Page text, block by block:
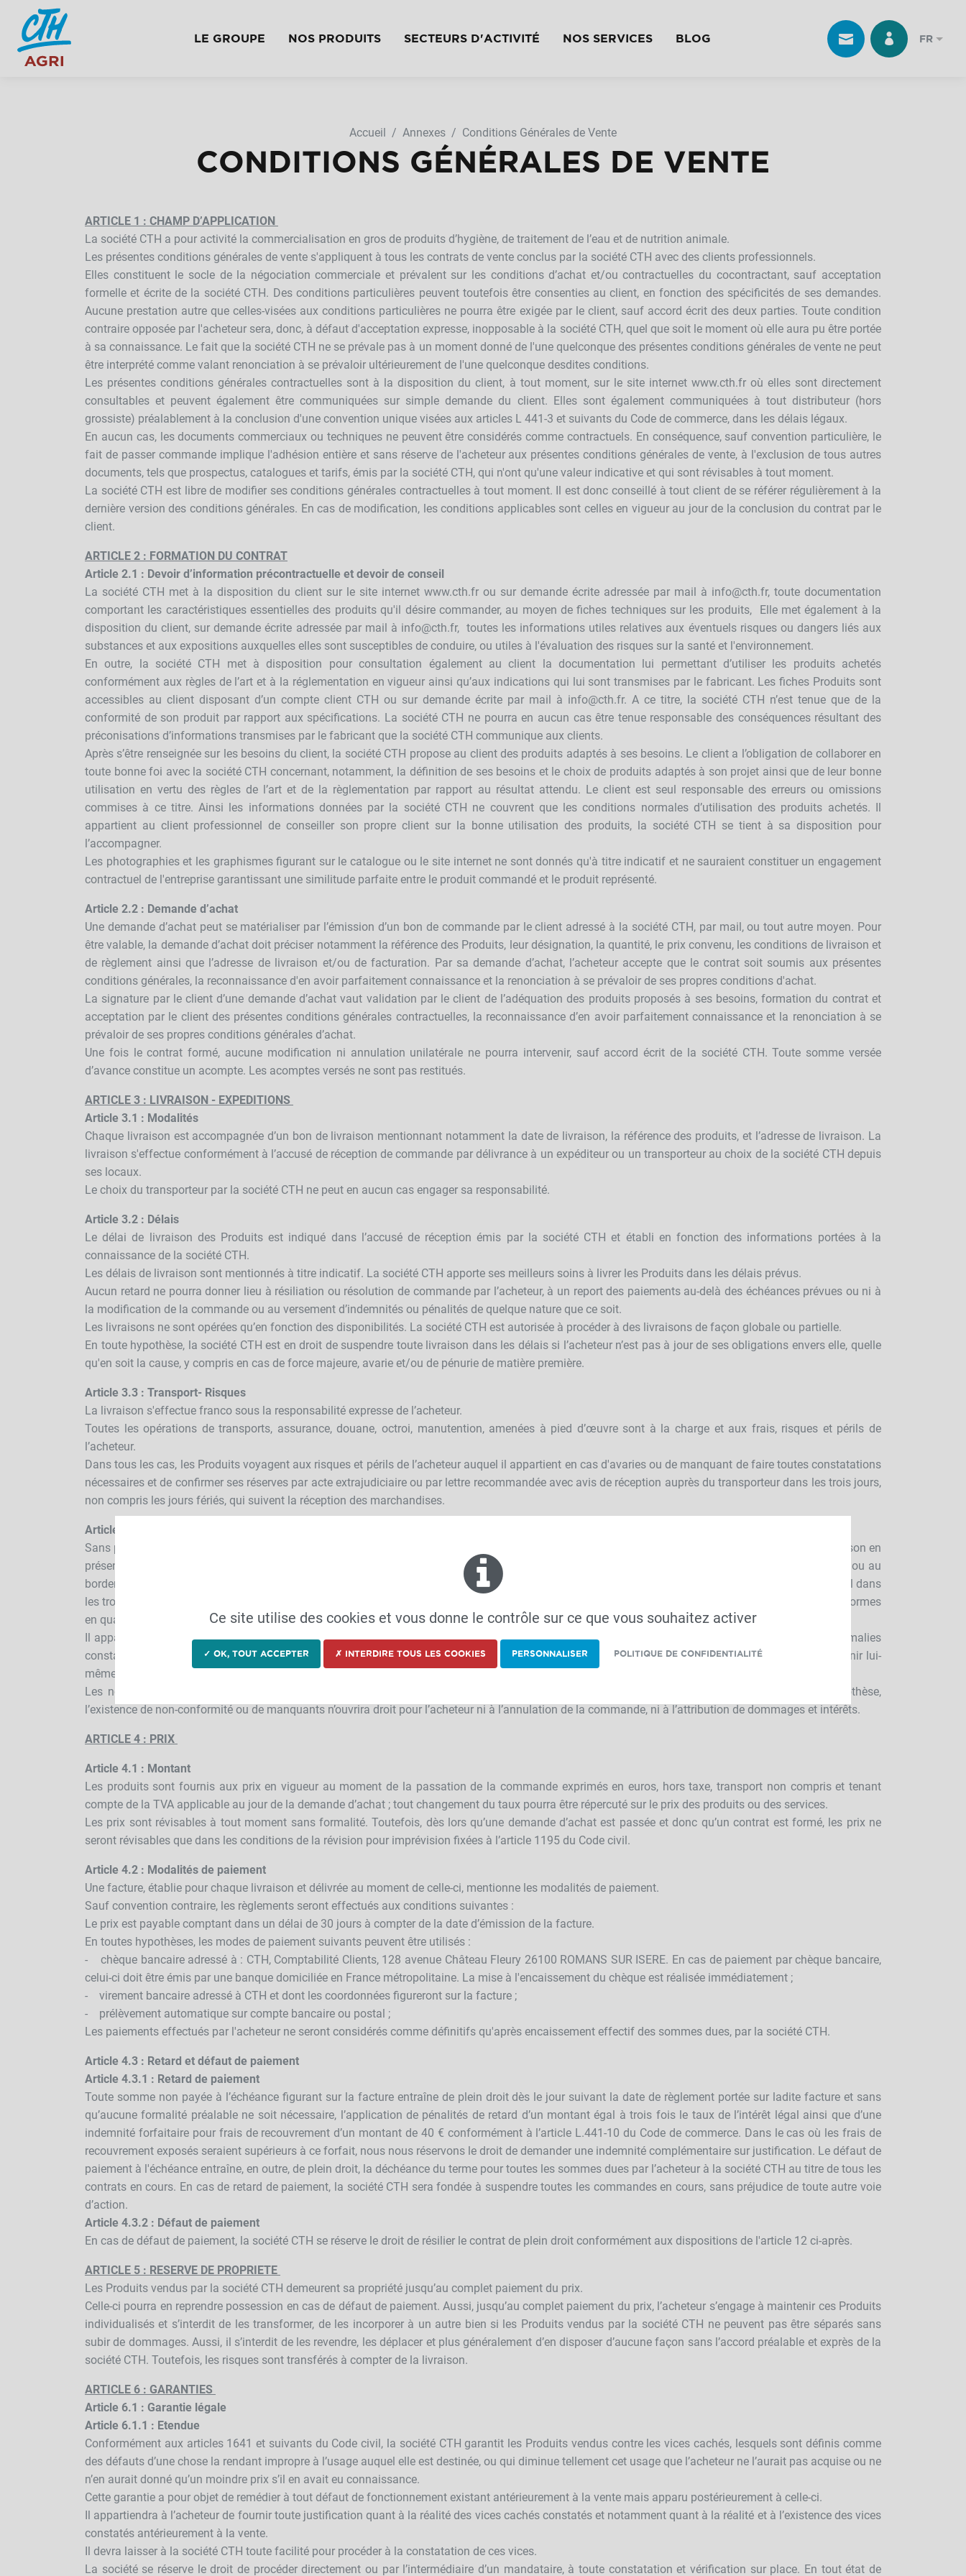
LE GROUPE NOS PRODUITS SECTEURS D'ACTIVITÉ NOS SERVICES BLOG FR
Accueil Annexes Conditions Générales de Vente
CONDITIONS GÉNÉRALES DE VENTE
ARTICLE 1 : CHAMP D’APPLICATION
La société CTH a pour activité la commercialisation en gros de produits d’hygiène, de traitement de l’eau et de nutrition animale.
Les présentes conditions générales de vente s'appliquent à tous les contrats de vente conclus par la société CTH avec des clients professionnels.
Elles constituent le socle de la négociation commerciale et prévalent sur les conditions d’achat et/ou contractuelles du cocontractant, sauf acceptation
formelle et écrite de la société CTH. Des conditions particulières peuvent toutefois être consenties au client, en fonction des spécificités de ses demandes.
Aucune prestation autre que celles-visées aux conditions particulières ne pourra être exigée par le client, sauf accord écrit des deux parties. Toute condition
contraire opposée par l'acheteur sera, donc, à défaut d'acceptation expresse, inopposable à la société CTH, quel que soit le moment où elle aura pu être portée
à sa connaissance. Le fait que la société CTH ne se prévale pas à un moment donné de l'une quelconque des présentes conditions générales de vente ne peut
être interprété comme valant renonciation à se prévaloir ultérieurement de l'une quelconque desdites conditions.
Les présentes conditions générales contractuelles sont à la disposition du client, à tout moment, sur le site internet www.cth.fr où elles sont directement
consultables et peuvent également être communiquées sur simple demande du client. Elles sont également communiquées à tout distributeur (hors
grossiste) préalablement à la conclusion d'une convention unique visées aux articles L 441-3 et suivants du Code de commerce, dans les délais légaux.
En aucun cas, les documents commerciaux ou techniques ne peuvent être considérés comme contractuels. En conséquence, sauf convention particulière, le
fait de passer commande implique l'adhésion entière et sans réserve de l'acheteur aux présentes conditions générales de vente, à l'exclusion de tous autres
documents, tels que prospectus, catalogues et tarifs, émis par la société CTH, qui n'ont qu'une valeur indicative et qui sont révisables à tout moment.
La société CTH est libre de modifier ses conditions générales contractuelles à tout moment. Il est donc conseillé à tout client de se référer régulièrement à la
dernière version des conditions générales. En cas de modification, les conditions applicables sont celles en vigueur au jour de la conclusion du contrat par le
client.
ARTICLE 2 : FORMATION DU CONTRAT
Article 2.1 : Devoir d’information précontractuelle et devoir de conseil
La société CTH met à la disposition du client sur le site internet www.cth.fr ou sur demande écrite adressée par mail à info@cth.fr, toute documentation
comportant les caractéristiques essentielles des produits qu'il désire commander, au moyen de fiches techniques sur les produits, Elle met également à la
disposition du client, sur demande écrite adressée par mail à info@cth.fr, toutes les informations utiles relatives aux éventuels risques ou dangers liés aux
substances et aux expositions auxquelles elles sont susceptibles de conduire, ou utiles à l'évaluation des risques sur la santé et l'environnement.
En outre, la société CTH met à disposition pour consultation également au client la documentation lui permettant d’utiliser les produits achetés
conformément aux règles de l’art et à la réglementation en vigueur ainsi qu’aux indications qui lui sont transmises par le fabricant. Les fiches Produits sont
accessibles au client disposant d’un compte client CTH ou sur demande écrite par mail à info@cth.fr. A ce titre, la société CTH n’est tenue que de la
conformité de son produit par rapport aux spécifications. La société CTH ne pourra en aucun cas être tenue responsable des conséquences résultant des
préconisations d’informations transmises par le fabricant que la société CTH communique aux clients.
Après s’être renseignée sur les besoins du client, la société CTH propose au client des produits adaptés à ses besoins. Le client a l’obligation de collaborer en
toute bonne foi avec la société CTH concernant, notamment, la définition de ses besoins et le choix de produits adaptés à son projet ainsi que de leur bonne
utilisation en vertu des règles de l’art et de la règlementation par rapport au résultat attendu. Le client est seul responsable des erreurs ou omissions
commises à ce titre. Ainsi les informations données par la société CTH ne couvrent que les conditions normales d’utilisation des produits achetés. Il
appartient au client professionnel de conseiller son propre client sur la bonne utilisation des produits, la société CTH se tient à sa disposition pour
l’accompagner.
Les photographies et les graphismes figurant sur le catalogue ou le site internet ne sont donnés qu'à titre indicatif et ne sauraient constituer un engagement
contractuel de l'entreprise garantissant une similitude parfaite entre le produit commandé et le produit représenté.
Article 2.2 : Demande d’achat
Une demande d’achat peut se matérialiser par l’émission d’un bon de commande par le client adressé à la société CTH, par mail, ou tout autre moyen. Pour
être valable, la demande d’achat doit préciser notamment la référence des Produits, leur désignation, la quantité, le prix convenu, les conditions de livraison et
de règlement ainsi que l’adresse de livraison et/ou de facturation. Par sa demande d’achat, l’acheteur accepte que le contrat soit soumis aux présentes
conditions générales, la reconnaissance d'en avoir parfaitement connaissance et la renonciation à se prévaloir de ses propres conditions d'achat.
La signature par le client d’une demande d’achat vaut validation par le client de l’adéquation des produits proposés à ses besoins, formation du contrat et
acceptation par le client des présentes conditions générales contractuelles, la reconnaissance d’en avoir parfaitement connaissance et la renonciation à se
prévaloir de ses propres conditions générales d’achat.
Une fois le contrat formé, aucune modification ni annulation unilatérale ne pourra intervenir, sauf accord écrit de la société CTH. Toute somme versée
d’avance constitue un acompte. Les acomptes versés ne sont pas restitués.
ARTICLE 3 : LIVRAISON - EXPEDITIONS
Article 3.1 : Modalités
Chaque livraison est accompagnée d’un bon de livraison mentionnant notamment la date de livraison, la référence des produits, et l’adresse de livraison. La
livraison s'effectue conformément à l’accusé de réception de commande par délivrance à un expéditeur ou un transporteur au choix de la société CTH depuis
ses locaux.
Le choix du transporteur par la société CTH ne peut en aucun cas engager sa responsabilité.
Article 3.2 : Délais
Le délai de livraison des Produits est indiqué dans l’accusé de réception émis par la société CTH et établi en fonction des informations portées à la
connaissance de la société CTH.
Les délais de livraison sont mentionnés à titre indicatif. La société CTH apporte ses meilleurs soins à livrer les Produits dans les délais prévus.
Aucun retard ne pourra donner lieu à résiliation ou résolution de commande par l’acheteur, à un report des paiements au-delà des échéances prévues ou ni à
la modification de la commande ou au versement d’indemnités ou pénalités de quelque nature que ce soit.
Les livraisons ne sont opérées qu’en fonction des disponibilités. La société CTH est autorisée à procéder à des livraisons de façon globale ou partielle.
En toute hypothèse, la société CTH est en droit de suspendre toute livraison dans les délais si l’acheteur n’est pas à jour de ses obligations envers elle, quelle
qu'en soit la cause, y compris en cas de force majeure, avarie et/ou de pénurie de matière première.
Article 3.3 : Transport- Risques
La livraison s'effectue franco sous la responsabilité expresse de l’acheteur.
Toutes les opérations de transports, assurance, douane, octroi, manutention, amenées à pied d’œuvre sont à la charge et aux frais, risques et périls de
l’acheteur.
Dans tous les cas, les Produits voyagent aux risques et périls de l’acheteur auquel il appartient en cas d'avaries ou de manquant de faire toutes constatations
nécessaires et de confirmer ses réserves par acte extrajudiciaire ou par lettre recommandée avec avis de réception auprès du transporteur dans les trois jours,
non compris les jours fériés, qui suivent la réception des marchandises.
Article 3.4 : Réception et conformité
Sans préjudice des dispositions à prendre vis-à-vis du transporteur, le nombre et l’état des marchandises doivent être impérativement vérifiés à la livraison en
présence du transporteur. Les éventuelles réclamations sur les vices apparents ou sur la non-conformité des Produits livrés aux Produits commandés ou au
bordereau d'expédition, doivent être formulées par écrit par l’acheteur sur le bon de livraison et être portées à la connaissance de la société CTH par mail dans
les trois jours, non compris les jours fériés qui suivent la réception des marchandises. A défaut les marchandises seront réputées irréfragablement conformes
en quantité et qualité au bon à la demande d’achat.
Il appartiendra à l’acheteur de prouver au moyen de tout document justificatif la réalité des vices apparents, manquements, non-conformités ou anomalies
constatés. Il devra laisser à la société CTH toute facilité pour procéder à la constatation de ces vices et pour y porter remède. Il s'abstiendra d'intervenir lui-
même ou de faire intervenir un tiers à cette fin.
Les non-conformités et manquants avérés seront, au choix de la société CTH, remboursés ou remplacés dans les meilleurs délais. En toute hypothèse,
l’existence de non-conformité ou de manquants n’ouvrira droit pour l’acheteur ni à l’annulation de la commande, ni à l’attribution de dommages et intérêts.
ARTICLE 4 : PRIX
Article 4.1 : Montant
Les produits sont fournis aux prix en vigueur au moment de la passation de la commande exprimés en euros, hors taxe, transport non compris et tenant
compte de la TVA applicable au jour de la demande d’achat ; tout changement du taux pourra être répercuté sur le prix des produits ou des services.
Les prix sont révisables à tout moment sans formalité. Toutefois, dès lors qu’une demande d’achat est passée et donc qu’un contrat est formé, les prix ne
seront révisables que dans les conditions de la révision pour imprévision fixées à l’article 1195 du Code civil.
Article 4.2 : Modalités de paiement
Une facture, établie pour chaque livraison et délivrée au moment de celle-ci, mentionne les modalités de paiement.
Sauf convention contraire, les règlements seront effectués aux conditions suivantes :
Le prix est payable comptant dans un délai de 30 jours à compter de la date d’émission de la facture.
En toutes hypothèses, les modes de paiement suivants peuvent être utilisés :
- chèque bancaire adressé à : CTH, Comptabilité Clients, 128 avenue Château Fleury 26100 ROMANS SUR ISERE. En cas de paiement par chèque bancaire,
celui-ci doit être émis par une banque domiciliée en France métropolitaine. La mise à l'encaissement du chèque est réalisée immédiatement ;
- virement bancaire adressé à CTH et dont les coordonnées figureront sur la facture ;
- prélèvement automatique sur compte bancaire ou postal ;
Les paiements effectués par l'acheteur ne seront considérés comme définitifs qu'après encaissement effectif des sommes dues, par la société CTH.
Article 4.3 : Retard et défaut de paiement
Article 4.3.1 : Retard de paiement
Toute somme non payée à l’échéance figurant sur la facture entraîne de plein droit dès le jour suivant la date de règlement portée sur ladite facture et sans
qu’aucune formalité préalable ne soit nécessaire, l’application de pénalités de retard d’un montant égal à trois fois le taux de l’intérêt légal ainsi que d’une
indemnité forfaitaire pour frais de recouvrement d’un montant de 40 € conformément à l’article L.441-10 du Code de commerce. Dans le cas où les frais de
recouvrement exposés seraient supérieurs à ce forfait, nous nous réservons le droit de demander une indemnité complémentaire sur justification. Le défaut de
paiement à l'échéance entraîne, en outre, de plein droit, la déchéance du terme pour toutes les sommes dues par l’acheteur à la société CTH au titre de tous les
contrats en cours. En cas de retard de paiement, la société CTH sera fondée à suspendre toutes les commandes en cours, sans préjudice de toute autre voie
d’action.
Article 4.3.2 : Défaut de paiement
En cas de défaut de paiement, la société CTH se réserve le droit de résilier le contrat de plein droit conformément aux dispositions de l'article 12 ci-après.
ARTICLE 5 : RESERVE DE PROPRIETE
Les Produits vendus par la société CTH demeurent sa propriété jusqu’au complet paiement du prix.
Celle-ci pourra en reprendre possession en cas de défaut de paiement. Aussi, jusqu’au complet paiement du prix, l’acheteur s’engage à maintenir ces Produits
individualisés et s’interdit de les transformer, de les incorporer à un autre bien si les Produits vendus par la société CTH ne peuvent pas être séparés sans
subir de dommages. Aussi, il s’interdit de les revendre, les déplacer et plus généralement d’en disposer d’aucune façon sans l’accord préalable et exprès de la
société CTH. Toutefois, les risques sont transférés à compter de la livraison.
ARTICLE 6 : GARANTIES
Article 6.1 : Garantie légale
Article 6.1.1 : Etendue
Conformément aux articles 1641 et suivants du Code civil, la société CTH garantit les Produits vendus contre les vices cachés, lesquels sont définis comme
des défauts d’une chose la rendant impropre à l’usage auquel elle est destinée, ou qui diminue tellement cet usage que l’acheteur ne l’aurait pas acquise ou ne
n’en aurait donné qu’un moindre prix s’il en avait eu connaissance.
Cette garantie a pour objet de remédier à tout défaut de fonctionnement existant antérieurement à la vente mais apparu postérieurement à celle-ci.
Il appartiendra à l’acheteur de fournir toute justification quant à la réalité des vices cachés constatés et notamment quant à la réalité et à l’existence des vices
constatés antérieurement à la vente.
Il devra laisser à la société CTH toute facilité pour procéder à la constatation de ces vices.
La société se réserve le droit de procéder directement ou par l’intermédiaire d’un mandataire, à toute constatation et vérification sur place. En tout état de
Ce site utilise des cookies et vous donne le contrôle sur ce que vous souhaitez activer
✓ OK, TOUT ACCEPTER ✗ INTERDIRE TOUS LES COOKIES PERSONNALISER POLITIQUE DE CONFIDENTIALITÉ